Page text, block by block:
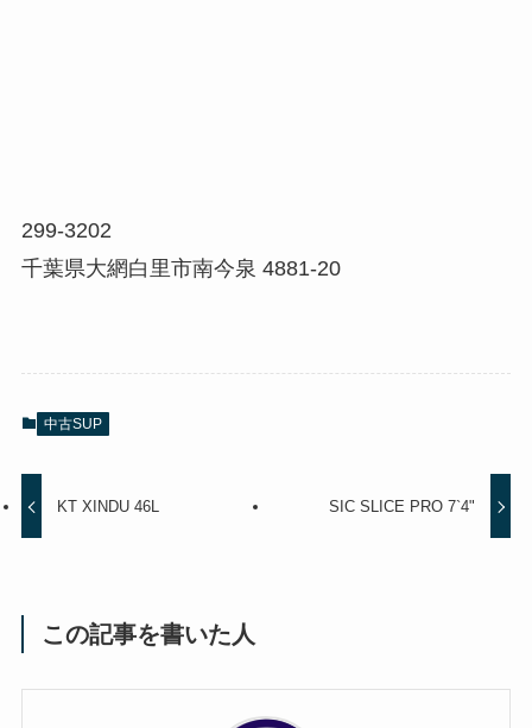
299-3202
千葉県大網白里市南今泉 4881-20
中古SUP
KT XINDU 46L SIC SLICE PRO 7`4"
この記事を書いた人